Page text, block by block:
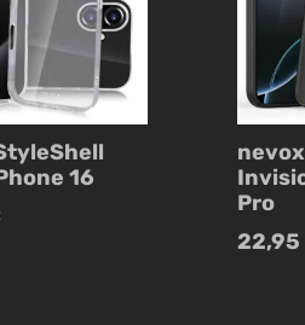
16
Pro
22,95